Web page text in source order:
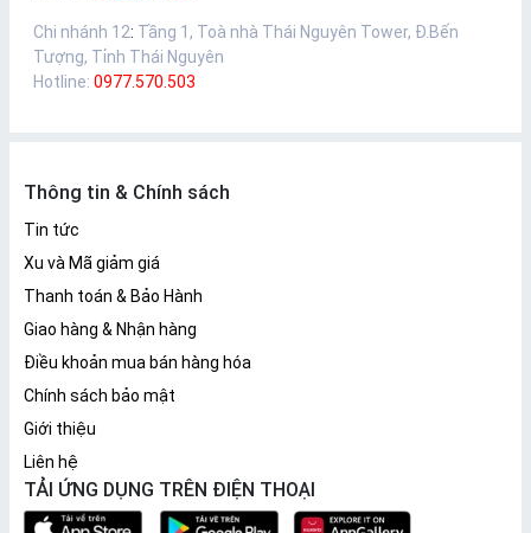
Chi nhánh 12: Tầng 1, Toà nhà Thái Nguyên Tower, Đ.Bến
Tượng, Tỉnh Thái Nguyên
Hotline: 0977.570.503
Thông tin & Chính sách
Tin tức
Xu và Mã giảm giá
Thanh toán & Bảo Hành
Giao hàng & Nhận hàng
Điều khoản mua bán hàng hóa
Chính sách bảo mật
Giới thiệu
Liên hệ
TẢI ỨNG DỤNG TRÊN ĐIỆN THOẠI